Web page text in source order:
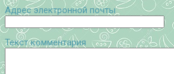
Адрес электронной почты
Текст комментария